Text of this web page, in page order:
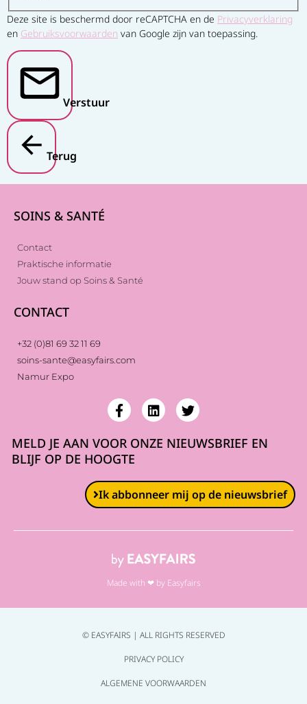
Deze site is beschermd door reCAPTCHA en de Privacyverklaring
en Gebruiksvoorwaarden van Google zijn van toepassing.
Verstuur
Terug
SOINS & SANTÉ
Contact
Praktische informatie
Jouw stand op Soins & Santé
CONTACT
+32 (0)81 69 32 11 69
soins-sante@easyfairs.com
Namur Expo
MELD JE AAN VOOR ONZE NIEUWSBRIEF EN
BLIJF OP DE HOOGTE
Ik abbonneer mij op de nieuwsbrief
Made with ❤ by Easyfairs
© EASYFAIRS | ALL RIGHTS RESERVED
PRIVACY POLICY
ALGEMENE VOORWAARDEN